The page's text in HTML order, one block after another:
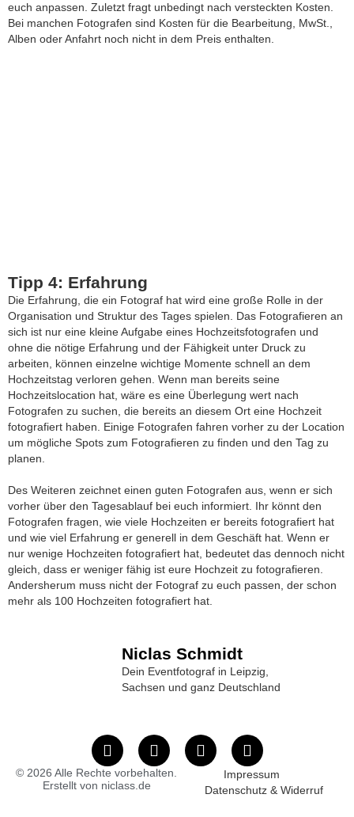
euch anpassen. Zuletzt fragt unbedingt nach versteckten Kosten.
Bei manchen Fotografen sind Kosten für die Bearbeitung, MwSt.,
Alben oder Anfahrt noch nicht in dem Preis enthalten.
Tipp 4: Erfahrung
Die Erfahrung, die ein Fotograf hat wird eine große Rolle in der
Organisation und Struktur des Tages spielen. Das Fotografieren an
sich ist nur eine kleine Aufgabe eines Hochzeitsfotografen und
ohne die nötige Erfahrung und der Fähigkeit unter Druck zu
arbeiten, können einzelne wichtige Momente schnell an dem
Hochzeitstag verloren gehen. Wenn man bereits seine
Hochzeitslocation hat, wäre es eine Überlegung wert nach
Fotografen zu suchen, die bereits an diesem Ort eine Hochzeit
fotografiert haben. Einige Fotografen fahren vorher zu der Location
um mögliche Spots zum Fotografieren zu finden und den Tag zu
planen.
Des Weiteren zeichnet einen guten Fotografen aus, wenn er sich
vorher über den Tagesablauf bei euch informiert. Ihr könnt den
Fotografen fragen, wie viele Hochzeiten er bereits fotografiert hat
und wie viel Erfahrung er generell in dem Geschäft hat. Wenn er
nur wenige Hochzeiten fotografiert hat, bedeutet das dennoch nicht
gleich, dass er weniger fähig ist eure Hochzeit zu fotografieren.
Andersherum muss nicht der Fotograf zu euch passen, der schon
mehr als 100 Hochzeiten fotografiert hat.
Niclas Schmidt
Dein Eventfotograf in Leipzig,
Sachsen und ganz Deutschland
© 2026 Alle Rechte vorbehalten.
Erstellt von niclass.de
Impressum
Datenschutz & Widerruf